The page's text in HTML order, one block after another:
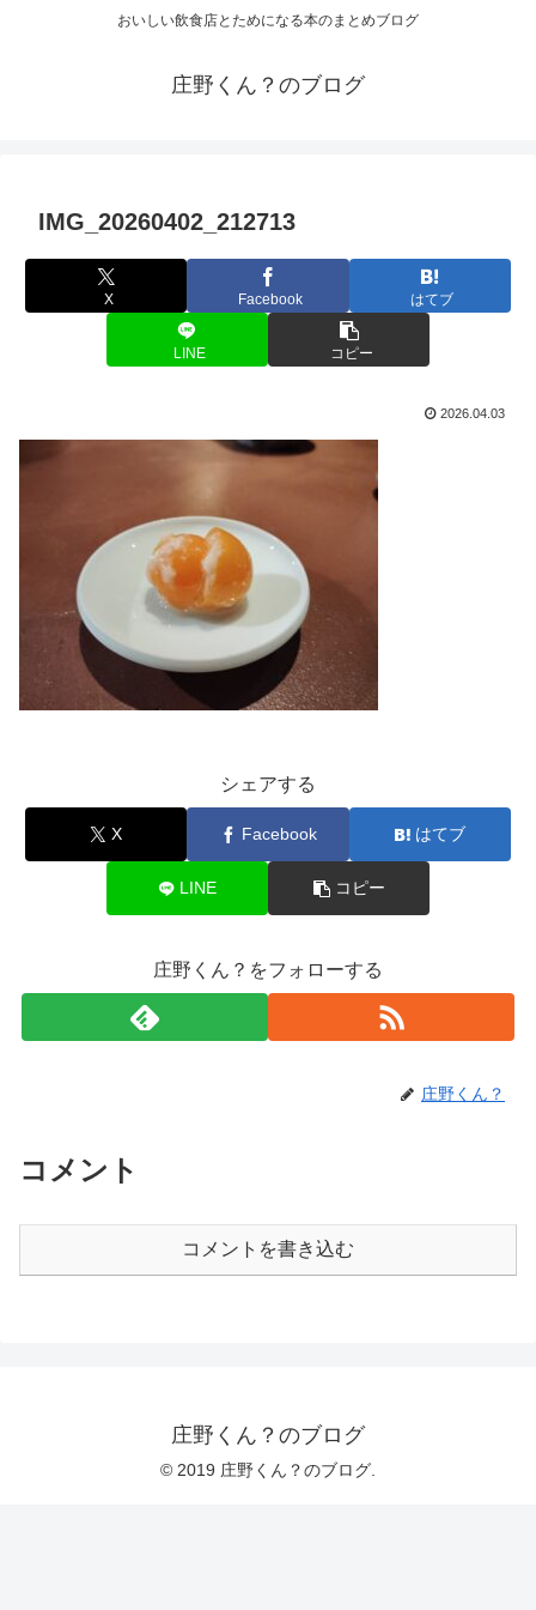
おいしい飲食店とためになる本のまとめブログ
庄野くん？のブログ
IMG_20260402_212713
X Facebook はてブ
LINE コピー
2026.04.03
シェアする
X Facebook はてブ
LINE コピー
庄野くん？をフォローする
庄野くん？
コメント
コメントを書き込む
庄野くん？のブログ
© 2019 庄野くん？のブログ.